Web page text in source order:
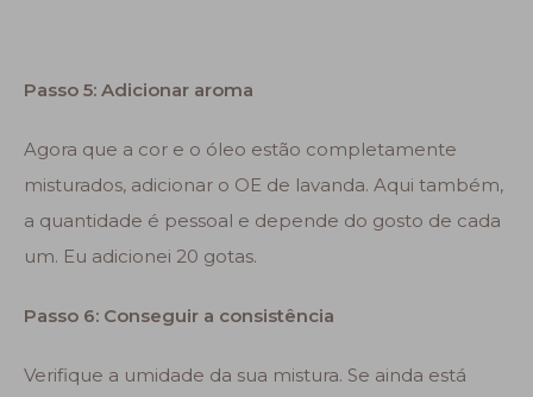
Passo 5: Adicionar aroma
Agora que a cor e o óleo estão completamente
misturados, adicionar o OE de lavanda. Aqui também,
a quantidade é pessoal e depende do gosto de cada
um. Eu adicionei 20 gotas.
Passo 6: Conseguir a consistência
Verifique a umidade da sua mistura. Se ainda está